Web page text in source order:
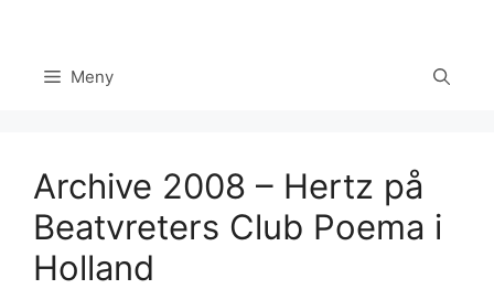
innehåll Meny
Archive 2008 – Hertz på
Beatvreters Club Poema i
Holland